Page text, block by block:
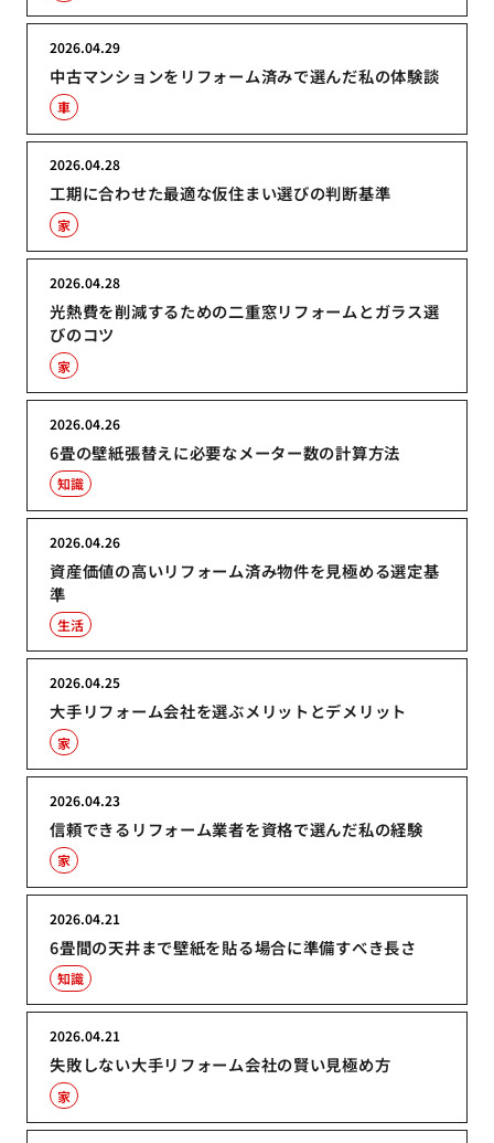
中古マンションをリフォーム済みで選んだ私の体験談
2026.04.29
車
工期に合わせた最適な仮住まい選びの判断基準
2026.04.28
家
光熱費を削減するための二重窓リフォームとガラス選
びのコツ
2026.04.28
家
6畳の壁紙張替えに必要なメーター数の計算方法
2026.04.26
知識
資産価値の高いリフォーム済み物件を見極める選定基
準
2026.04.26
生活
大手リフォーム会社を選ぶメリットとデメリット
2026.04.25
家
信頼できるリフォーム業者を資格で選んだ私の経験
2026.04.23
家
6畳間の天井まで壁紙を貼る場合に準備すべき長さ
2026.04.21
知識
失敗しない大手リフォーム会社の賢い見極め方
2026.04.21
家